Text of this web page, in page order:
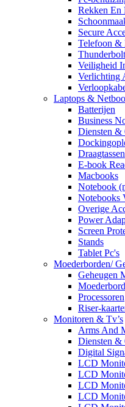
Rekken En
Secure
Telefoon &
Veiligheid
Verlichting
Laptops &
Batterijen
Business
Diensten &
Draagtassen
E-book
Macbooks
Notebook
Notebooks
Overige
Power
Screen
Stands
Tablet Pc's
Moederborden/
Geheugen
Processoren
Riser-
Monitoren & Tv’s
Arms And
Diensten &
Digital
LCD
LCD
LCD
LCD